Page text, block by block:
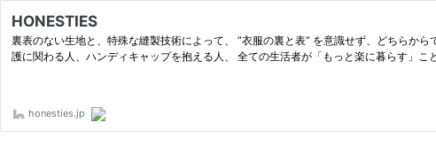
HONESTIES
裏表のない生地と、特殊な縫製技術によって、 “衣服の裏と表” を意識せず、どちらか
護に関わる人、ハンディキャップを抱える人、 全ての生活者が「もっと楽に暮らす」こ
honesties.jp